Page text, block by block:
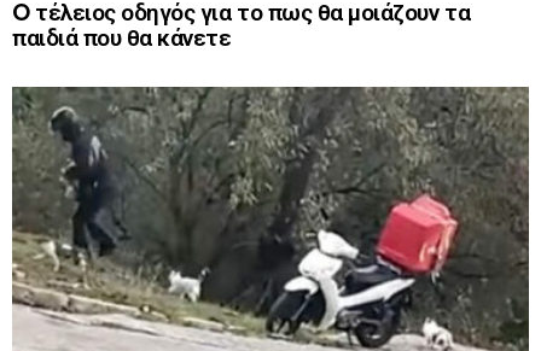
O τέλειος οδηγός για το πως θα μοιάζουν τα
παιδιά που θα κάνετε